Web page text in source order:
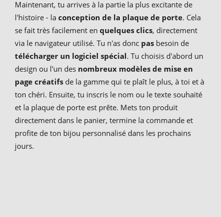
Maintenant, tu arrives à la partie la plus excitante de
l'histoire - la conception de la plaque de porte. Cela
se fait très facilement en quelques clics, directement
via le navigateur utilisé. Tu n'as donc pas besoin de
télécharger un logiciel spécial. Tu choisis d'abord un
design ou l'un des nombreux modèles de mise en
page créatifs de la gamme qui te plaît le plus, à toi et à
ton chéri. Ensuite, tu inscris le nom ou le texte souhaité
et la plaque de porte est prête. Mets ton produit
directement dans le panier, termine la commande et
profite de ton bijou personnalisé dans les prochains
jours.